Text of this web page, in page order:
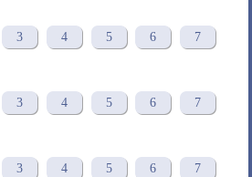
3 4 5 6 7
3 4 5 6 7
3 4 5 6 7